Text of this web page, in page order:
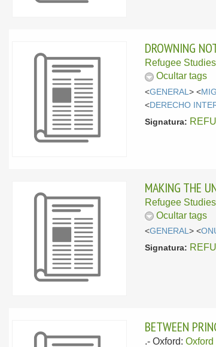
DROWNING
Refugee
Ocultar tags
<GENERAL> <
<DERECHO
Signatura:
MAKING THE
Refugee
Ocultar tags
<GENERAL> <
Signatura:
BETWEEN
.-Oxford: